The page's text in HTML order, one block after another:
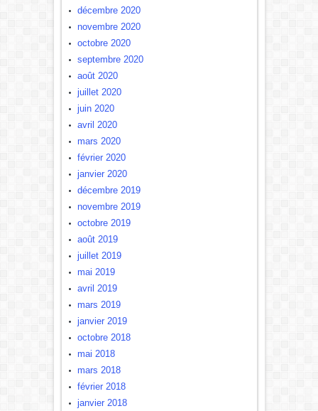
décembre 2020
novembre 2020
octobre 2020
septembre 2020
août 2020
juillet 2020
juin 2020
avril 2020
mars 2020
février 2020
janvier 2020
décembre 2019
novembre 2019
octobre 2019
août 2019
juillet 2019
mai 2019
avril 2019
mars 2019
janvier 2019
octobre 2018
mai 2018
mars 2018
février 2018
janvier 2018